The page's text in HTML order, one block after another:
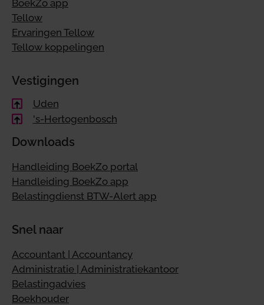
BoekZo app
Tellow
Ervaringen Tellow
Tellow koppelingen
Vestigingen
Uden
's-Hertogenbosch
Downloads
Handleiding BoekZo portal
Handleiding BoekZo app
Belastingdienst BTW-Alert app
Snel naar
Accountant | Accountancy
Administratie | Administratiekantoor
Belastingadvies
Boekhouder